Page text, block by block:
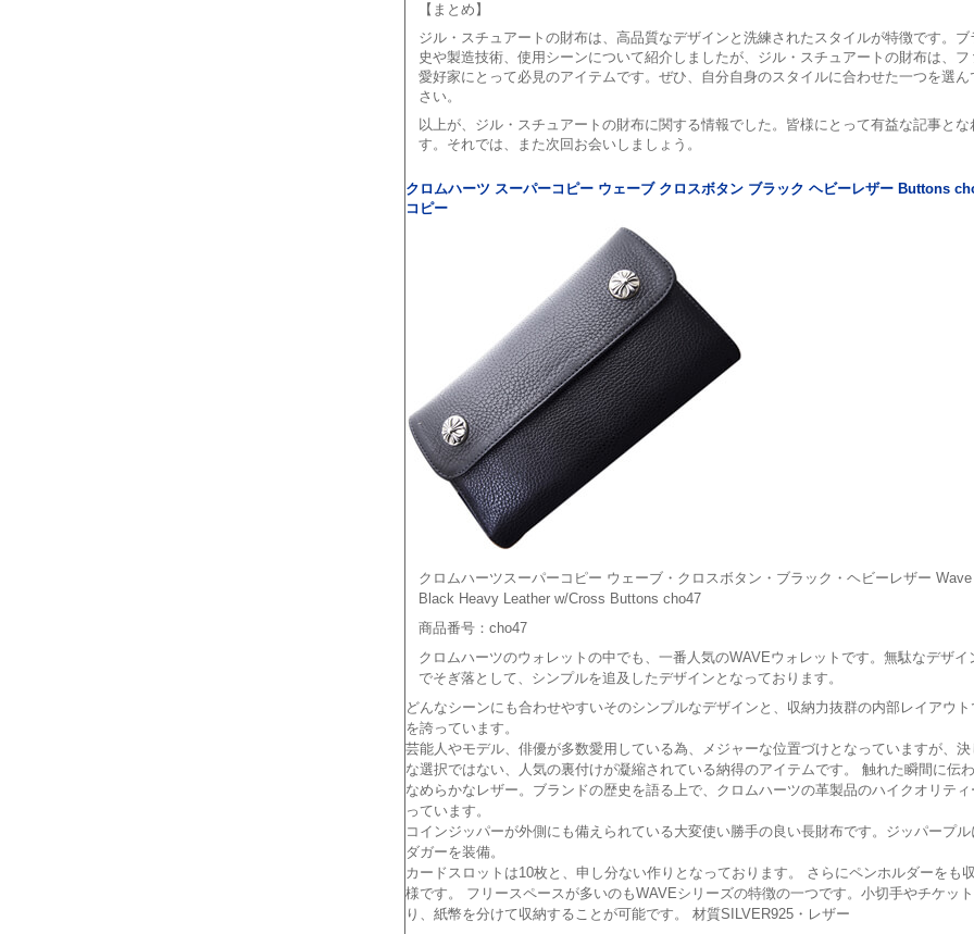
【まとめ】
ジル・スチュアートの財布は、高品質なデザインと洗練されたスタイルが特徴です。ブ
史や製造技術、使用シーンについて紹介しましたが、ジル・スチュアートの財布は、フ
愛好家にとって必見のアイテムです。ぜひ、自分自身のスタイルに合わせた一つを選ん
さい。
以上が、ジル・スチュアートの財布に関する情報でした。皆様にとって有益な記事とな
す。それでは、また次回お会いしましょう。
クロムハーツ スーパーコピー ウェーブ クロスボタン ブラック ヘビーレザー Buttons
コピー
クロムハーツスーパーコピー ウェーブ・クロスボタン・ブラック・ヘビーレザー
Black Heavy Leather w/Cross Buttons cho47
商品番号：cho47
クロムハーツのウォレットの中でも、一番人気のWAVEウォレットです。 無駄なデザイ
でそぎ落として、シンプルを追及したデザインとなっております。
どんなシーンにも合わせやすいそのシンプルなデザインと、収納力抜群の内部レイアウ
を誇っています。
芸能人やモデル、俳優が多数愛用している為、メジャーな位置づけとなっていますが、
な選択ではない、人気の裏付けが凝縮されている納得のアイテムです。 触れた瞬間に伝
なめらかなレザー。 ブランドの歴史を語る上で、クロムハーツの革製品のハイクオリテ
っています。
コインジッパーが外側にも備えられている大変使い勝手の良い長財布です。 ジッパープ
ダガーを装備。
カードスロットは10枚と、申し分ない作りとなっております。 さらにペンホルダーをも
様です。 フリースペースが多いのもWAVEシリーズの特徴の一つです。 小切手やチケッ
り、紙幣を分けて収納することが可能です。 材質SILVER925・レザー